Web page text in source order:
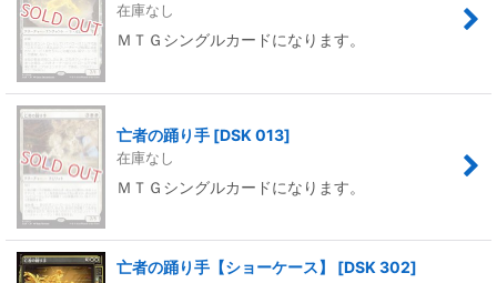
在庫なし
ＭＴＧシングルカードになります。
亡者の踊り手 [DSK 013]
在庫なし
ＭＴＧシングルカードになります。
亡者の踊り手【ショーケース】 [DSK 302]